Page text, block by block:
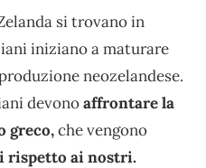
si trovano in
iniziano a maturare
neozelandese.
devonoaffrontare la
greco,che vengono
rispetto ai nostri.